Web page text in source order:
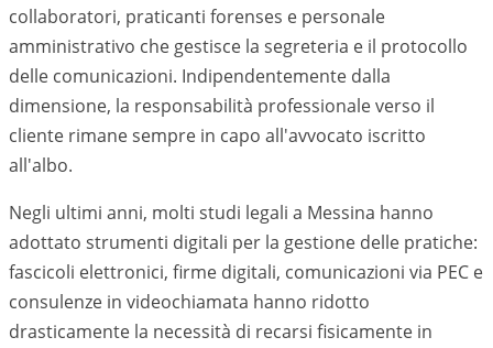
collaboratori, praticanti forenses e personale
amministrativo che gestisce la segreteria e il protocollo
delle comunicazioni. Indipendentemente dalla
dimensione, la responsabilità professionale verso il
cliente rimane sempre in capo all'avvocato iscritto
all'albo.
Negli ultimi anni, molti studi legali a Messina hanno
adottato strumenti digitali per la gestione delle pratiche:
fascicoli elettronici, firme digitali, comunicazioni via PEC e
consulenze in videochiamata hanno ridotto
drasticamente la necessità di recarsi fisicamente in